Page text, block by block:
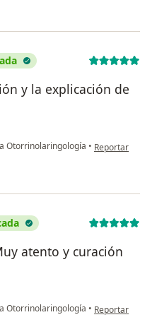
y la explicación de
Otorrinolaringología • en opinión del
Reportar
atento y curación
Otorrinolaringología • en opinión del
Reportar